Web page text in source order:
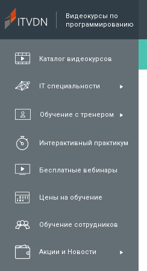
Видеокурсы по
программированию
Каталог видеокурсов
IT специальности
Обучение с тренером
Интерактивный практикум
Бесплатные вебинары
Цены на обучение
Обучение сотрудников
Акции и Новости
,FullStack